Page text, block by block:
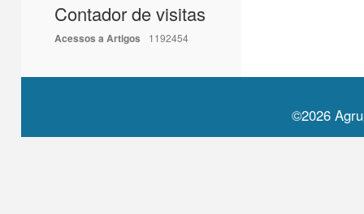
Contador de visitas
Acessos a Artigos 1192454
©2026